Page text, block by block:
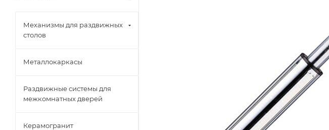
Механизмы для раздвижных
столов
Металлокаркасы
Раздвижные системы для
межкомнатных дверей
Керамогранит